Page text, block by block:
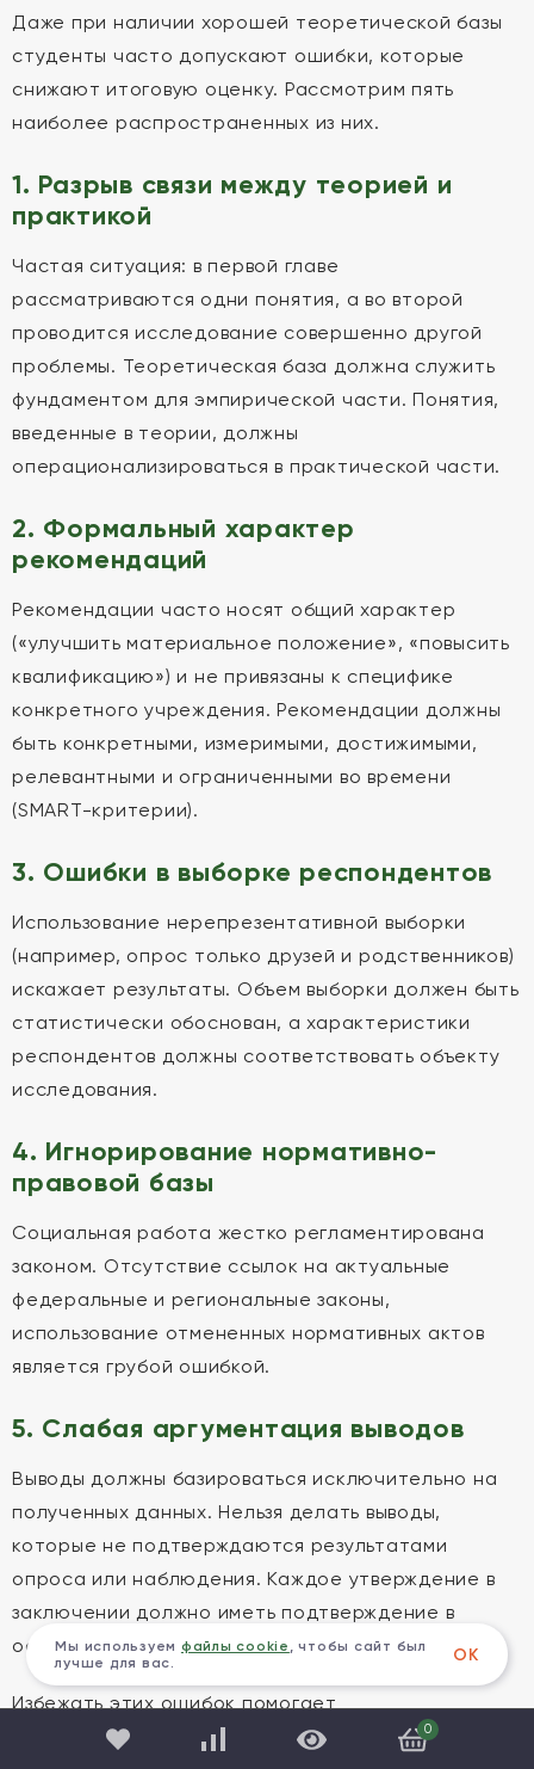
Даже при наличии хорошей теоретической базы
студенты часто допускают ошибки, которые
снижают итоговую оценку. Рассмотрим пять
наиболее распространенных из них.
1. Разрыв связи между теорией и
практикой
Частая ситуация: в первой главе
рассматриваются одни понятия, а во второй
проводится исследование совершенно другой
проблемы. Теоретическая база должна служить
фундаментом для эмпирической части. Понятия,
введенные в теории, должны
операционализироваться в практической части.
2. Формальный характер
рекомендаций
Рекомендации часто носят общий характер
(«улучшить материальное положение», «повысить
квалификацию») и не привязаны к специфике
конкретного учреждения. Рекомендации должны
быть конкретными, измеримыми, достижимыми,
релевантными и ограниченными во времени
(SMART-критерии).
3. Ошибки в выборке респондентов
Использование нерепрезентативной выборки
(например, опрос только друзей и родственников)
искажает результаты. Объем выборки должен быть
статистически обоснован, а характеристики
респондентов должны соответствовать объекту
исследования.
4. Игнорирование нормативно-
правовой базы
Социальная работа жестко регламентирована
законом. Отсутствие ссылок на актуальные
федеральные и региональные законы,
использование отмененных нормативных актов
является грубой ошибкой.
5. Слабая аргументация выводов
Выводы должны базироваться исключительно на
полученных данных. Нельзя делать выводы,
которые не подтверждаются результатами
опроса или наблюдения. Каждое утверждение в
заключении должно иметь подтверждение в
основной части.
Избежать этих ошибок помогает
профессиональноенаписание ВКР Социальная
0
Мы используем файлы cookie , чтобы сайт был
лучше для вас.
ОК